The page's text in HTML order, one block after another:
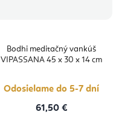
Bodhi meditačný vankúš
VIPASSANA 45 x 30 x 14 cm
Odosielame do 5-7 dní
61,50 €